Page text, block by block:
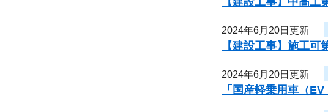
2024年6月20日更新
【建設工事】施工
2024年6月20日更新
「国産軽乗用車（